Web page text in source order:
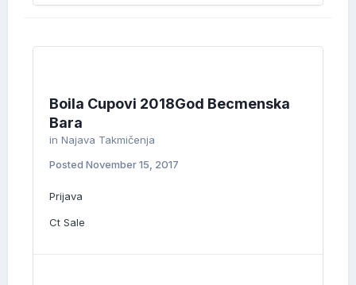
Boila Cupovi 2018God Becmenska
Bara
in Najava Takmičenja
Posted November 15, 2017
Prijava
Ct Sale